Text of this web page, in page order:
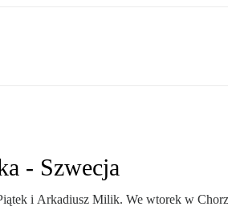
- Szwecja
i Arkadiusz Milik. We wtorek w